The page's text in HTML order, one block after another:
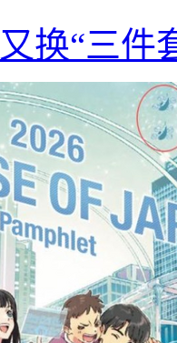
换“三